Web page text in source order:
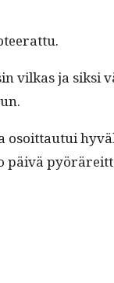
vilkas ja sik­si
päivä